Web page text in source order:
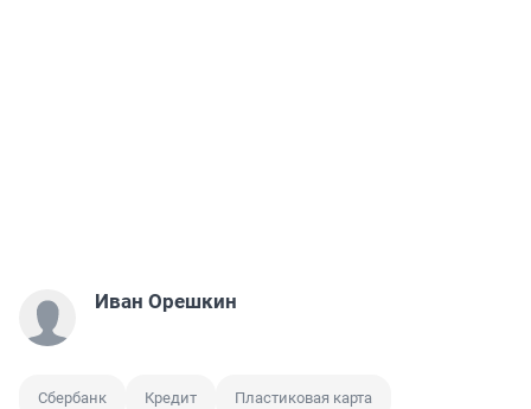
Иван Орешкин
Сбербанк Кредит Пластиковая карта